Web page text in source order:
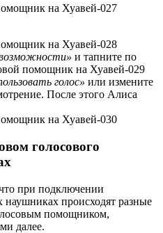
и тапните по
голос» или измените
После этого Алиса
голосового
при подключении
происходят разные
помощником,
далее.